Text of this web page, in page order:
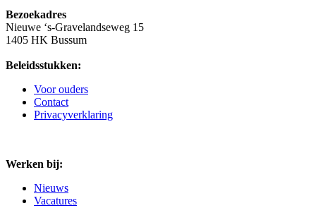
Bezoekadres
Nieuwe ‘s-Gravelandseweg 15
1405 HK Bussum
Beleidsstukken:
Voor ouders
Contact
Privacyverklaring
Werken bij:
Nieuws
Vacatures